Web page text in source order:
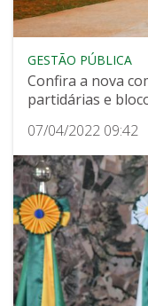
GESTÃO PÚBLICA
Confira a nova
partidárias e
07/04/2022 09:42